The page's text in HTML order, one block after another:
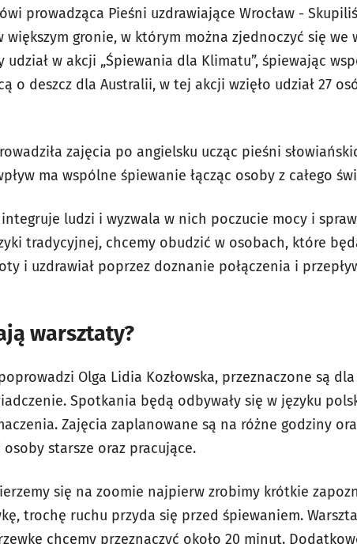
prowadząca Pieśni uzdrawiające Wrocław -
większym gronie, w którym można zjednoczyć się
udział w akcji „Śpiewania dla Klimatu”, śpiewając
o deszcz dla Australii, w tej akcji wzięło udział 27
zajęcia po angielsku ucząc pieśni
ma wspólne śpiewanie łącząc osoby z całego
ludzi i wyzwala w nich poczucie mocy i
tradycyjnej, chcemy obudzić w osobach, które
i uzdrawiał poprzez doznanie połączenia i
warsztaty?
Olga Lidia Kozłowska, przeznaczone są
Spotkania będą odbywały się w języku
Zajęcia zaplanowane są na różne godziny
starsze oraz pracujące.
się na zoomie najpierw zrobimy krótkie
trochę ruchu przyda się przed śpiewaniem.
chcemy przeznaczyć około 20 minut.